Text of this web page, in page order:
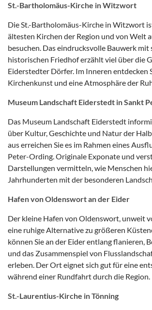
St.-Bartholomäus-Kirche in Witzwort
Die St.-Bartholomäus-Kirche in Witzwort
ältesten Kirchen der Region und von Welt
besuchen. Das eindrucksvolle Bauwerk mit
historischen Friedhof erzählt viel über die
Eiderstedter Dörfer. Im Inneren entdecken
Kirchenkunst und eine Atmosphäre der
Museum Landschaft Eiderstedt in Sankt
Das Museum Landschaft Eiderstedt
über Kultur, Geschichte und Natur der
aus erreichen Sie es im Rahmen eines
Peter-Ording. Originale Exponate und
Darstellungen vermitteln, wie Menschen
Jahrhunderten mit der besonderen
Hafen von Oldenswort an der Eider
Der kleine Hafen von Oldenswort, unweit
eine ruhige Alternative zu größeren
können Sie an der Eider entlang flanieren,
und das Zusammenspiel von
erleben. Der Ort eignet sich gut für eine
während einer Rundfahrt durch die Region.
St.-Laurentius-Kirche in Tönning